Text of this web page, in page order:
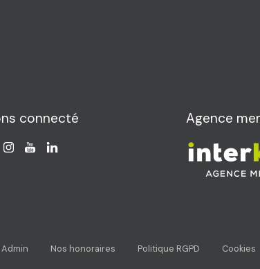
connecté Agence
Admin Nos honoraires Politique RGPD Cookies